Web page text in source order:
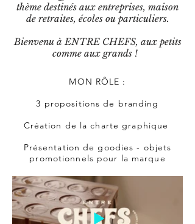
thème destinés aux entreprises, maison
de retraites, écoles ou particuliers.
Bienvenu à ENTRE CHEFS, aux petits
comme aux grands !
MON RÔLE :
3 propositions de branding
Création de la charte graphique
Présentation de goodies - objets
promotionnels pour la marque